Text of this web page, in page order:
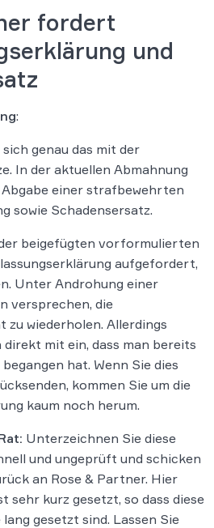
fordert
und
:
genau das mit der
In der aktuellen Abmahnung
einer strafbewehrten
sowie Schadensersatz.
beigefügten vorformulierten
aufgefordert,
Unter Androhung einer
versprechen, die
wiederholen. Allerdings
mit ein, dass man bereits
hat. Wenn Sie dies
kommen Sie um die
kaum noch herum.
Unterzeichnen Sie diese
und ungeprüft und schicken
an Rose & Partner. Hier
sehr kurz gesetzt, so dass diese
gesetzt sind. Lassen Sie